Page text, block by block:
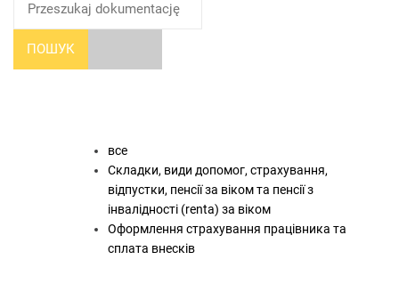
ПОШУК
все
Складки, види допомог, страхування,
відпустки, пенсії за віком та пенсії з
інвалідності (renta) за віком
Оформлення страхування працівника та
сплата внесків